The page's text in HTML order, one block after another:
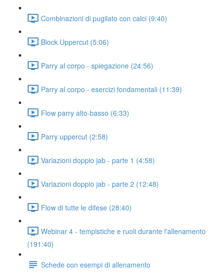
Combinazioni di pugilato con calci (9:40)
Block Uppercut (5:06)
Parry al corpo - spiegazione (24:56)
Parry al corpo - esercizi fondamentali (11:39)
Flow parry alto-basso (6:33)
Parry uppercut (2:58)
Variazioni doppio jab - parte 1 (4:58)
Variazioni doppio jab - parte 2 (12:48)
Flow di tutte le difese (28:40)
Webinar 4 - tempistiche e ruoli durante l'allenamento
(191:40)
Schede con esempi di allenamento